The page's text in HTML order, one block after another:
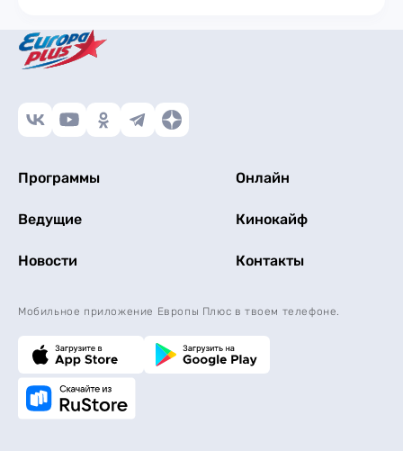
Программы Онлайн
Ведущие Кинокайф
Новости Контакты
Мобильное приложение Европы Плюс в твоем телефоне.